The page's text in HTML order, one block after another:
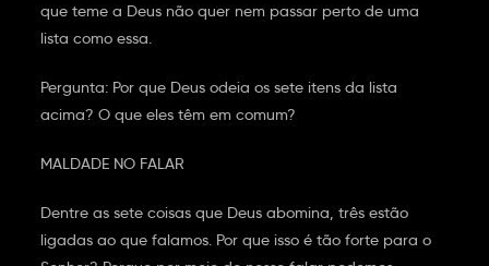
que teme a Deus não quer nem passar perto de uma
lista como essa.
Pergunta: Por que Deus odeia os sete itens da lista
acima? O que eles têm em comum?
MALDADE NO FALAR
Dentre as sete coisas que Deus abomina, três estão
ligadas ao que falamos. Por que isso é tão forte para o